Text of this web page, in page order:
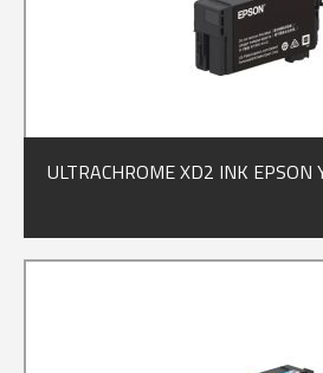
ULTRACHROME XD2 INK EPSON